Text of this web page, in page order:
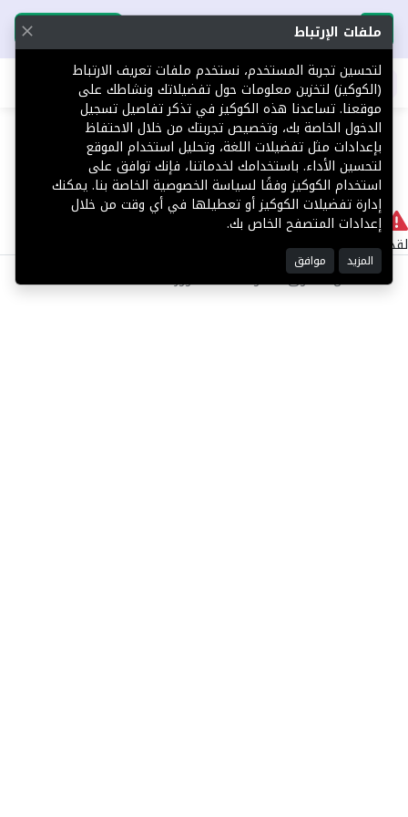
تحميل التطبيق تحميل التطبيق
اطلب عقارك
404 لا يوجد
لقد حدث خطأ داخلي أثناء معالجة طلبك.
©2025 كل الحقوق محفوظة منصة توور
ملفات الإرتباط
لتحسين تجربة المستخدم، نستخدم ملفات تعريف الارتباط
(الكوكيز) لتخزين معلومات حول تفضيلاتك ونشاطك على
موقعنا. تساعدنا هذه الكوكيز في تذكر تفاصيل تسجيل
الدخول الخاصة بك، وتخصيص تجربتك من خلال الاحتفاظ
بإعدادات مثل تفضيلات اللغة، وتحليل استخدام الموقع
لتحسين الأداء. باستخدامك لخدماتنا، فإنك توافق على
استخدام الكوكيز وفقًا لسياسة الخصوصية الخاصة بنا. يمكنك
إدارة تفضيلات الكوكيز أو تعطيلها في أي وقت من خلال
إعدادات المتصفح الخاص بك.
المزيد موافق